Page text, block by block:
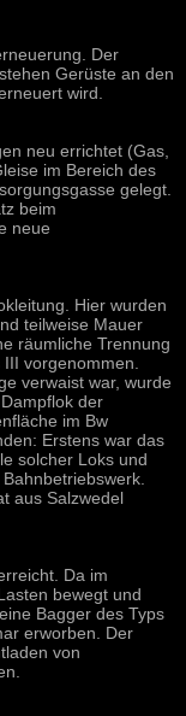
Der
Gerüste an den
wird.
neu errichtet (Gas,
im Bereich des
gelegt.
beim
neue
Hier wurden
teilweise Mauer
räumliche Trennung
vorgenommen.
verwaist war, wurde
der
im Bw
Erstens war das
solcher Loks und
aus Salzwedel
Da im
bewegt und
Bagger des Typs
erworben. Der
von